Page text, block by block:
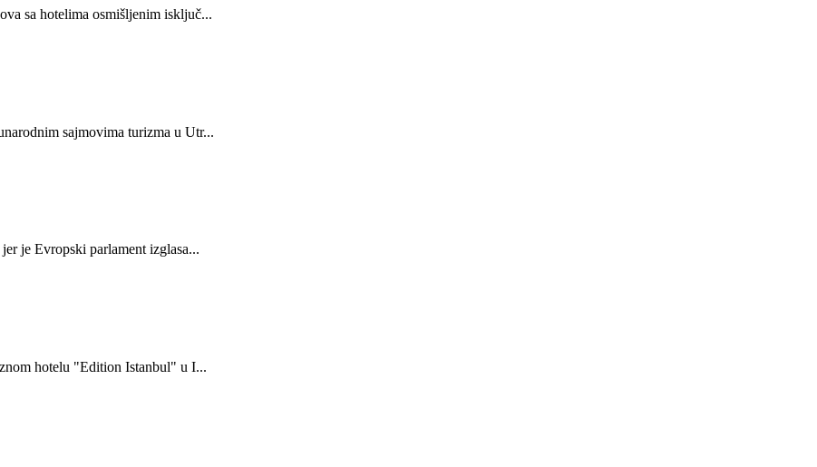
sa hotelima osmišljenim isključ...
sajmovima turizma u Utr...
je Evropski parlament izglasa...
hotelu "Edition Istanbul" u I...